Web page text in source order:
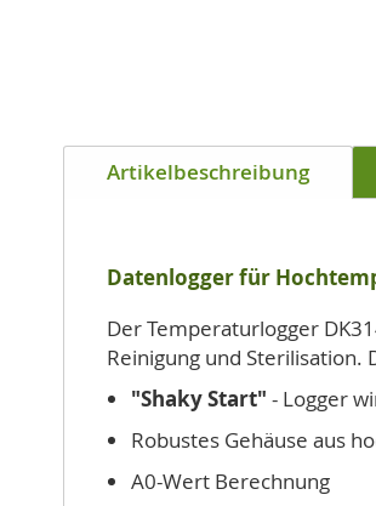
Artikelbeschreibung
Datenlogger für
Der Temperaturlogger
Reinigung und Sterilisation.
"Shaky Start" - Logger
Robustes Gehäuse aus
A0-Wert Berechnung